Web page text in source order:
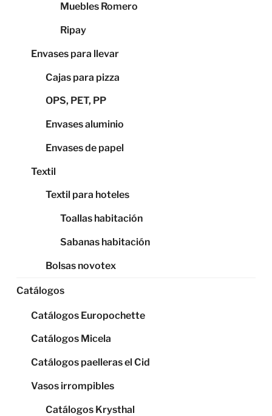
Muebles Romero
Ripay
Envases para llevar
Cajas para pizza
OPS, PET, PP
Envases aluminio
Envases de papel
Textil
Textil para hoteles
Toallas habitación
Sabanas habitación
Bolsas novotex
Catálogos
Catálogos Europochette
Catálogos Micela
Catálogos paelleras el Cid
Vasos irrompibles
Catálogos Krysthal